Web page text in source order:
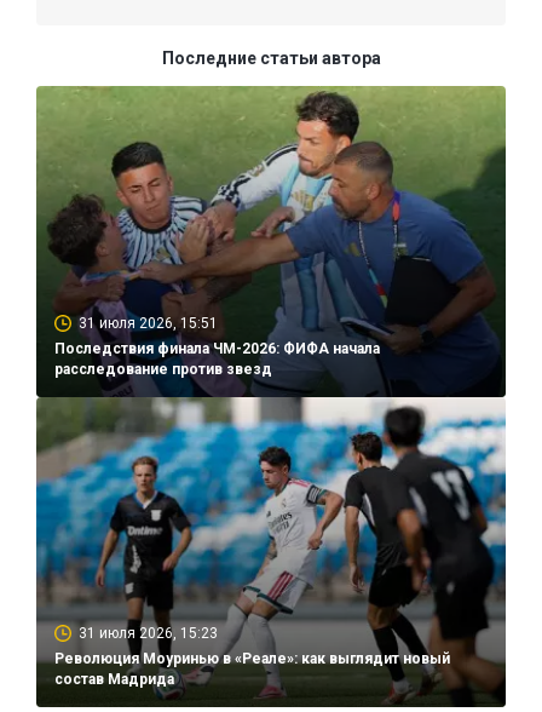
Последние статьи автора
31 июля 2026, 15:51
Последствия финала ЧМ-2026: ФИФА начала
расследование против звезд
31 июля 2026, 15:23
Революция Моуринью в «Реале»: как выглядит новый
состав Мадрида